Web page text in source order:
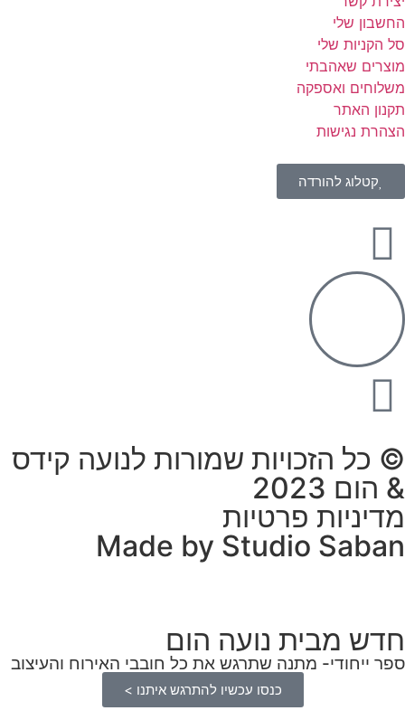
החשבון שלי
סל הקניות שלי
מוצרים שאהבתי
משלוחים ואספקה
תקנון האתר
הצהרת נגישות
קטלוג להורדה
© כל הזכויות שמורות לנועה קידס
& הום 2023
מדיניות פרטיות
Made by Studio Saban
חדש מבית נועה הום
ספר ייחודי- מתנה שתרגש את כל חובבי האירוח והעיצוב
כנסו עכשיו להתרגש איתנו >